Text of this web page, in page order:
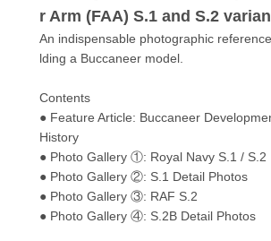
r Arm (FAA) S.1 and S.2
An indispensable photographic
lding a Buccaneer model.
Contents
● Feature Article: Buccaneer
History
● Photo Gallery ①: Royal Navy S.1 / S.2
● Photo Gallery ②: S.1 Detail Photos
● Photo Gallery ③: RAF S.2
● Photo Gallery ④: S.2B Detail Photos